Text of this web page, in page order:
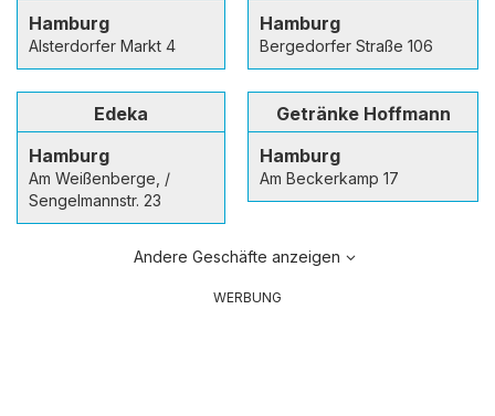
Hamburg
Alsterdorfer Markt 4
Hamburg
Bergedorfer Straße 106
Edeka
Hamburg
Am Weißenberge, /
Sengelmannstr. 23
Getränke Hoffmann
Hamburg
Am Beckerkamp 17
Andere Geschäfte anzeigen
WERBUNG